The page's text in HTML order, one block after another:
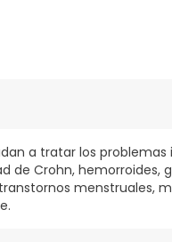
a tratar los problemas
de Crohn, hemorroides,
menstruales,